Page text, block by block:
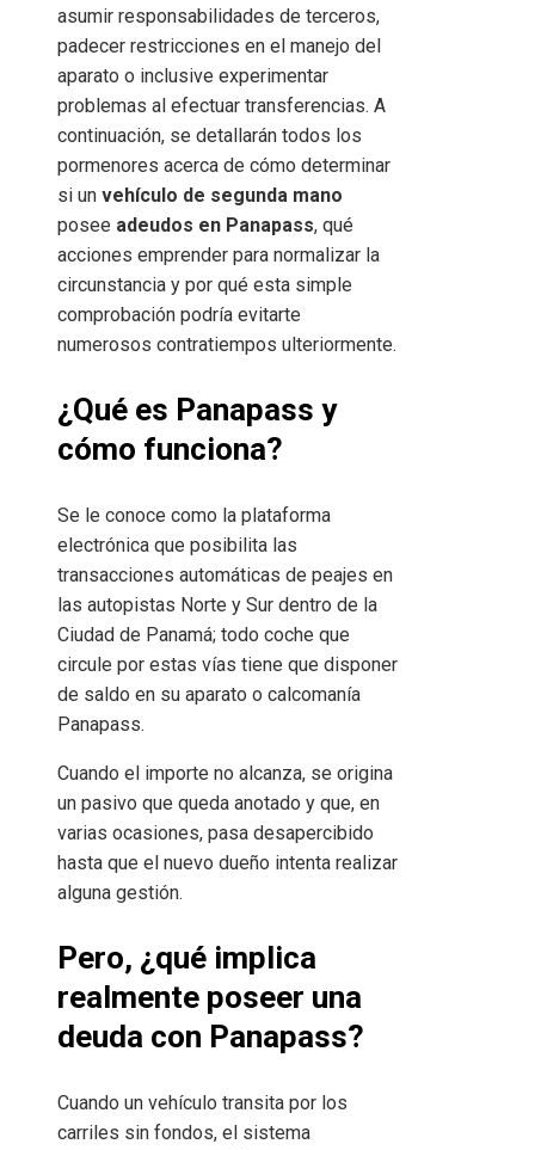
asumir responsabilidades de terceros,
padecer restricciones en el manejo del
aparato o inclusive experimentar
problemas al efectuar transferencias. A
continuación, se detallarán todos los
pormenores acerca de cómo determinar
si un vehículo de segunda mano
posee adeudos en Panapass, qué
acciones emprender para normalizar la
circunstancia y por qué esta simple
comprobación podría evitarte
numerosos contratiempos ulteriormente.
¿Qué es Panapass y
cómo funciona?
Se le conoce como la plataforma
electrónica que posibilita las
transacciones automáticas de peajes en
las autopistas Norte y Sur dentro de la
Ciudad de Panamá; todo coche que
circule por estas vías tiene que disponer
de saldo en su aparato o calcomanía
Panapass.
Cuando el importe no alcanza, se origina
un pasivo que queda anotado y que, en
varias ocasiones, pasa desapercibido
hasta que el nuevo dueño intenta realizar
alguna gestión.
Pero, ¿qué implica
realmente poseer una
deuda con Panapass?
Cuando un vehículo transita por los
carriles sin fondos, el sistema